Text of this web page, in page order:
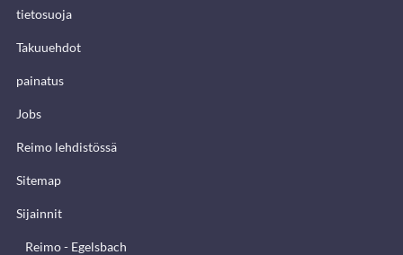
tietosuoja
Takuuehdot
painatus
Jobs
Reimo lehdistössä
Sitemap
Sijainnit
Reimo - Egelsbach